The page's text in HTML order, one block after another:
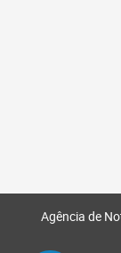
Agência de